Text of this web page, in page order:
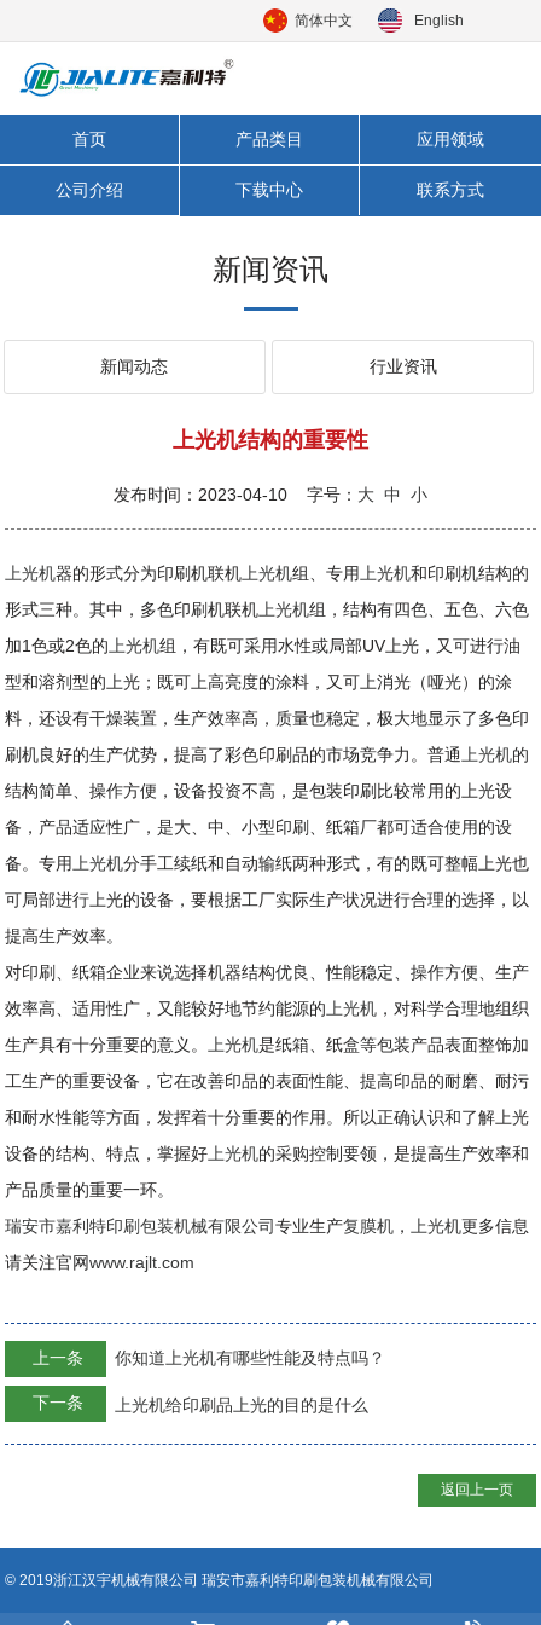
简体中文 English
首页 产品类目 应用领域
公司介绍 下载中心 联系方式
新闻资讯
新闻动态 行业资讯
上光机结构的重要性
发布时间：2023-04-10 字号： 大 中 小
上光机器的形式分为印刷机联机 上光机组、专用 上光机和印刷机结构的
形式三种。其中，多色印刷机联机 上光机组，结构有四色、五色、六色
加1色或2色的 上光机组，有既可采用水性或局部UV上光，又可进行油
型和溶剂型的上光；既可上高亮度的涂料，又可上消光（哑光）的涂
料，还设有干燥装置，生产效率高，质量也稳定，极大地显示了多色印
刷机良好的生产优势，提高了彩色印刷品的市场竞争力。普通 上光机的
结构简单、操作方便，设备投资不高，是包装印刷比较常用的上光设
备，产品适应性广，是大、中、小型印刷、纸箱厂都可适合使用的设
备。专用 上光机分手工续纸和自动输纸两种形式，有的既可整幅上光也
可局部进行上光的设备，要根据工厂实际生产状况进行合理的选择，以
提高生产效率。
对印刷、纸箱企业来说选择机器结构优良、性能稳定、操作方便、生产
效率高、适用性广，又能较好地节约能源的 上光机 ，对科学合理地组织
生产具有十分重要的意义。
上光机是纸箱、纸盒等包装产品表面整饰加
工生产的重要设备，它在改善印品的表面性能、提高印品的耐磨、耐污
和耐水性能等方面，发挥着十分重要的作用。所以正确认识和了解上光
设备的结构、特点，掌握好 上光机的采购控制要领，是提高生产效率和
产品质量的重要一环。
瑞安市嘉利特印刷包装机械有限公司专业生产复膜机 ， 上光机更多信息
请关注官网www.rajlt.com
上一条 你知道上光机有哪些性能及特点吗？
下一条 上光机给印刷品上光的目的是什么
返回上一页
© 2019浙江汉宇机械有限公司 瑞安市嘉利特印刷包装机械有限公司